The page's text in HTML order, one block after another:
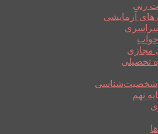
زنی
آزمایشی
خواب
مجازی
تحصیلی
و شخصیت‌شناسی
نهم